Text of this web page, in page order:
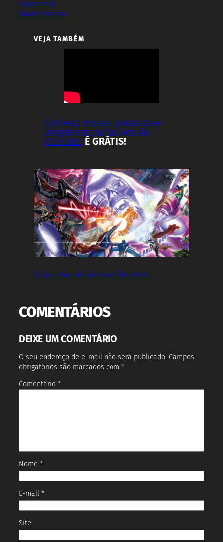
Quadrinhos
Doutor Destino
VEJA TAMBÉM
Conheça nossos podcasts e
programas exclusivos do
YouTube! É GRÁTIS!
O que são as Guerras Secretas
COMENTÁRIOS
DEIXE UM COMENTÁRIO
O seu endereço de e-mail não será publicado. Campos
obrigatórios são marcados com *
Comentário *
Nome *
E-mail *
Site